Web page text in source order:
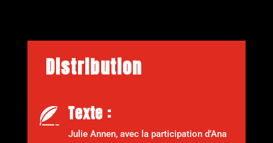
Distribution
Texte :
Julie Annen, avec la participation d’Ana